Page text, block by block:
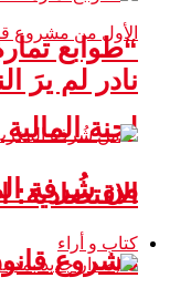
لجنة
الاقتصادية:
مشروع
“طوابع
نادر لم يرَ
من شُرفة
كتاب و أراء